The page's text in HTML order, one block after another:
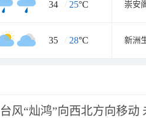
34 / 25°C 崇安
35 / 28°C 新洲
台风“灿鸿”向西北方向移动